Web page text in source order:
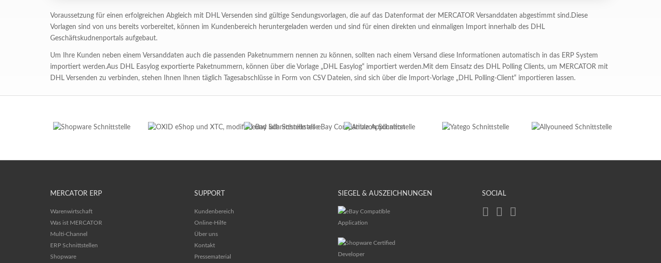
Voraussetzung für einen erfolgreichen Abgleich mit DHL Versenden sind gültige Sendungsvorlagen, die auf das Datenformat der MERCATOR Versanddaten abgestimmt sind.Diese
Vorlagen sind von uns bereits vorbereitet, können im Kundenbereich heruntergeladen werden und sind für einen direkten und einmaligen Import innerhalb des DHL
Geschäftskudnenportals aufgebaut.
Um Ihre Kunden neben einem Versanddaten auch die passenden Paketnummern nennen zu können, sollten nach einem Versand diese Informationen automatisch in das ERP System
importiert werden.Aus DHL Easylog exportierte Paketnummern, können über die Vorlage „DHL Easylog“ importiert werden.Mit dem Einsatz des DHL Polling Clients, um MERCATOR mit
DHL Versenden zu verbinden, stehen Ihnen Ihnen täglich Tagesabschlüsse in Form von CSV Dateien, sind sich über die Import-Vorlage „DHL Polling-Client“ importieren lassen.
MERCATOR ERP
Warenwirtschaft
Was ist MERCATOR
Multi-Channel
ERP Schnittstellen
Shopware
SUPPORT
Kundenbereich
Online-Hilfe
Über uns
Kontakt
Pressematerial
SIEGEL & AUSZEICHNUNGEN SOCIAL